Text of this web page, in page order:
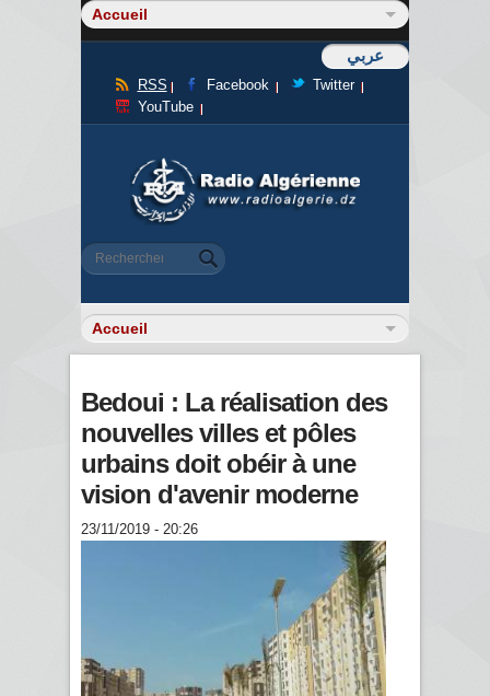
عربي
RSS Facebook
Twitter
YouTube
Formulaire de recherche
Rechercher
Bedoui : La réalisation des
nouvelles villes et pôles
urbains doit obéir à une
vision d'avenir moderne
23/11/2019 - 20:26